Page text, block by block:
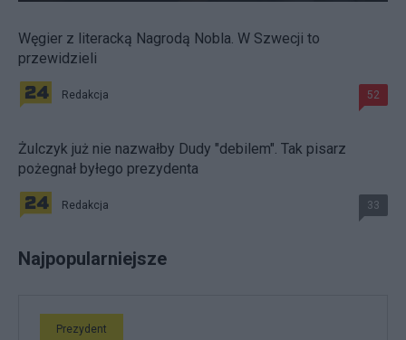
Węgier z literacką Nagrodą Nobla. W Szwecji to
przewidzieli
Redakcja 52
Żulczyk już nie nazwałby Dudy "debilem". Tak pisarz
pożegnał byłego prezydenta
Redakcja 33
Najpopularniejsze
Prezydent